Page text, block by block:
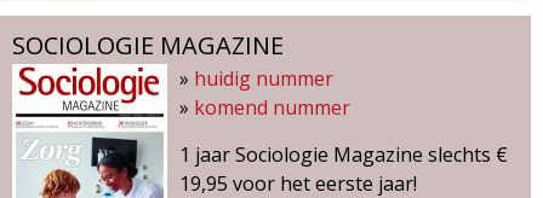
z
i
n
SOCIOLOGIE MAGAZINE
» huidig nummer
» komend nummer
1 jaar Sociologie Magazine slechts €
19,95 voor het eerste jaar!